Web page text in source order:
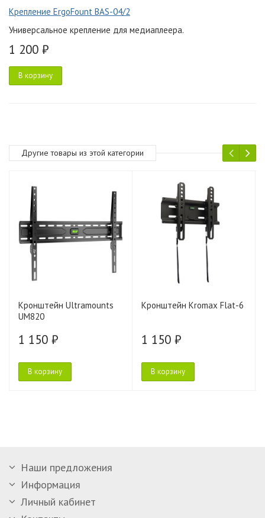
Крепление ErgoFount BAS-04/2
Универсальное крепление для медиаплеера.
1 200 ₽
В корзину
Другие товары из этой категории
Кронштейн Ultramounts
UM820
1 150 ₽
В корзину
Кронштейн Kromax Flat-6
1 150 ₽
В корзину
Наши предложения
Информация
Личный кабинет